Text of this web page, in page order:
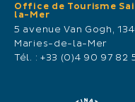
Office de Tourisme
la-Mer
5 avenue Van Gogh,
Maries-de-la-Mer
Tél. : +33 (0)4 90 97 82